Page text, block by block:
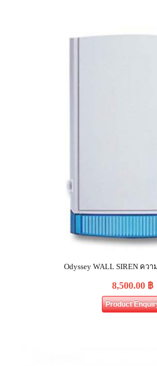
Odyssey WALL SIREN ควา
8,500.00 ฿
Product